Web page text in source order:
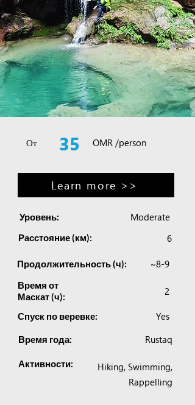
От 35 OMR /person
Learn more >>
Уровень: Moderate
Расстояние (км): 6
Продолжительность (ч): ~8-9
Время от
Маскат (ч):
Спуск по веревке:
2
Yes
Время года: Rustaq
Активности:
Hiking, Swimming,
Rappelling